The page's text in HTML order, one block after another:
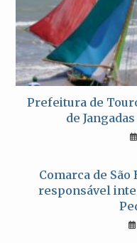
Prefeitura de
de
Comarca de
responsável